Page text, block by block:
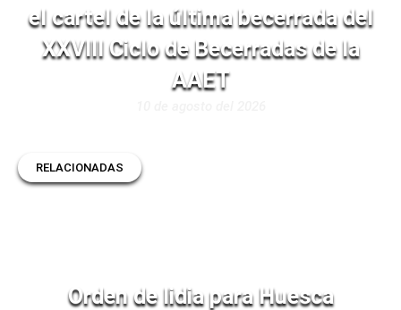
el cartel de la última becerrada del
XXVIII Ciclo de Becerradas de la
AAET
RELACIONADAS
Orden de lidia para Huesca